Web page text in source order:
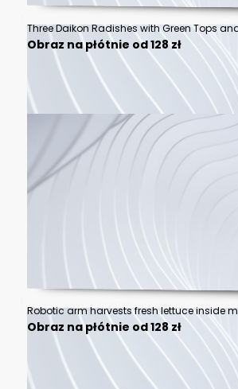
Obraz na płótnie od 128 zł
Obraz na płótnie od 128 zł